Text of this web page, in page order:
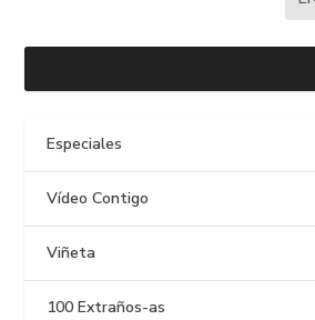
Especiales
Vídeo Contigo
Viñeta
100 Extraños-as